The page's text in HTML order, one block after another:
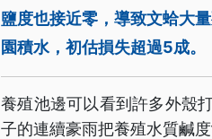
鹽度也接近零，導致文蛤大
園積水，初估損失超過5成。
養殖池邊可以看到許多外殼
子的連續豪雨把養殖水質鹹